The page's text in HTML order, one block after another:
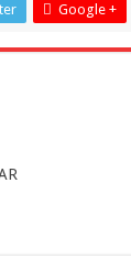
Google +